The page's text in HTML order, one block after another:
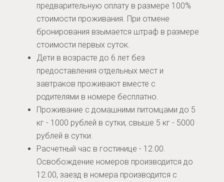
предварительную оплату в размере 100%
стоимости проживания. При отмене
бронирования взымается штраф в размере
стоимости первых суток.
Дети в возрасте до 6 лет без
предоставления отдельных мест и
завтраков проживают вместе с
родителями в номере бесплатно.
Проживание с домашними питомцами до 5
кг - 1000 рублей в сутки, свыше 5 кг - 5000
рублей в сутки.
Расчетный час в гостинице - 12.00.
Освобождение номеров производится до
12.00, заезд в номера производится с